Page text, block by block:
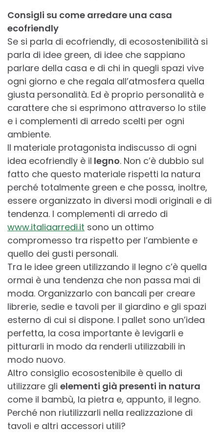
Consigli su come arredare una casa
ecofriendly
Se si parla di ecofriendly, di ecosostenibilità si
parla di idee green, di idee che sappiano
parlare della casa e di chi in quegli spazi vive
ogni giorno e che regala all’atmosfera quella
giusta personalità. Ed è proprio personalità e
carattere che si esprimono attraverso lo stile
e i complementi di arredo scelti per ogni
ambiente.
Il materiale protagonista indiscusso di ogni
idea ecofriendly è il legno. Non c’è dubbio sul
fatto che questo materiale rispetti la natura
perché totalmente green e che possa, inoltre,
essere organizzato in diversi modi originali e di
tendenza. I complementi di arredo di
www.italiaarredi.it sono un ottimo
compromesso tra rispetto per l’ambiente e
quello dei gusti personali.
Tra le idee green utilizzando il legno c’è quella
ormai è una tendenza che non passa mai di
moda. Organizzarlo con bancali per creare
librerie, sedie e tavoli per il giardino e gli spazi
esterno di cui si dispone. I pallet sono un’idea
perfetta, la cosa importante è levigarli e
pitturarli in modo da renderli utilizzabili in
modo nuovo.
Altro consiglio ecosostenibile è quello di
utilizzare gli elementi già presenti in natura
come il bambù, la pietra e, appunto, il legno.
Perché non riutilizzarli nella realizzazione di
tavoli e altri accessori utili?